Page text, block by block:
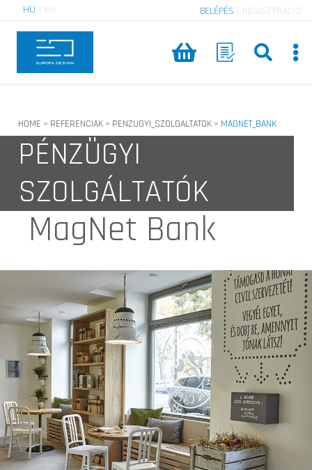
HU EN BELÉPÉS REGISZTRÁCIÓ
HOME > REFERENCIAK > PENZUGYI_SZOLGALTATOK > MAGNET_BANK
PÉNZÜGYI
SZOLGÁLTATÓK
MagNet Bank